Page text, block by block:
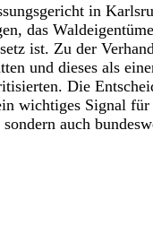
in
das
ist. Zu der
und dieses als
Die
wichtiges Signal
auch